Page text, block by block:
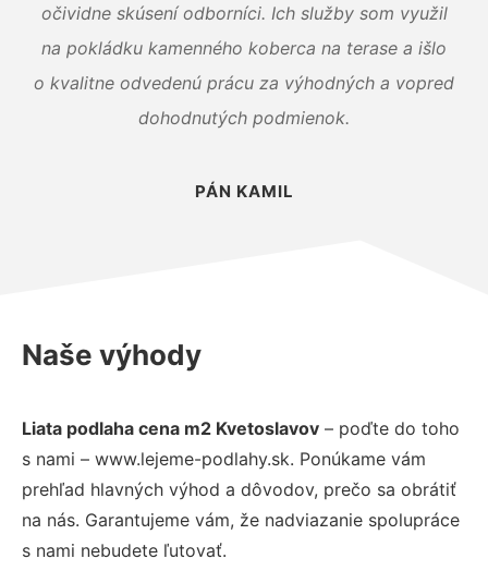
očividne skúsení odborníci. Ich služby som využil
na pokládku kamenného koberca na terase a išlo
o kvalitne odvedenú prácu za výhodných a vopred
dohodnutých podmienok.
PÁN KAMIL
Naše výhody
Liata podlaha cena m2 Kvetoslavov – poďte do toho
s nami – www.lejeme-podlahy.sk. Ponúkame vám
prehľad hlavných výhod a dôvodov, prečo sa obrátiť
na nás. Garantujeme vám, že nadviazanie spolupráce
s nami nebudete ľutovať.